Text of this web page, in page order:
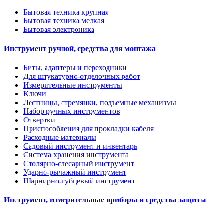
Бытовая техника крупная
Бытовая техника мелкая
Бытовая электроника
Инструмент ручной, средства для монтажа
Биты, адаптеры и переходники
Для штукатурно-отделочных работ
Измерительные инструменты
Ключи
Лестницы, стремянки, подъемные механизмы
Набор ручных инструментов
Отвертки
Приспособления для прокладки кабеля
Расходные материалы
Садовый инструмент и инвентарь
Система хранения инструмента
Столярно-слесарный инструмент
Ударно-рычажный инструмент
Шарнирно-губцевый инструмент
Инструмент, измерительные приборы и средства защиты